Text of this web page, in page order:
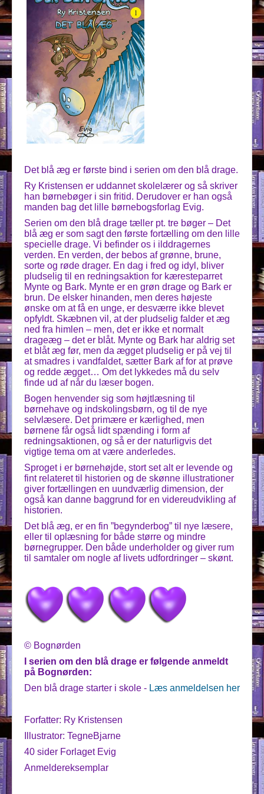
Det blå æg er første bind i serien om den blå drage.
Ry Kristensen er uddannet skolelærer og så skriver
han børnebøger i sin fritid. Derudover er han også
manden bag det lille børnebogsforlag Evig.
Serien om den blå drage tæller pt. tre bøger – Det
blå æg er som sagt den første fortælling om den lille
specielle drage. Vi befinder os i ilddragernes
verden. En verden, der bebos af grønne, brune,
sorte og røde drager. En dag i fred og idyl, bliver
pludselig til en redningsaktion for kæresteparret
Mynte og Bark. Mynte er en grøn drage og Bark er
brun. De elsker hinanden, men deres højeste
ønske om at få en unge, er desværre ikke blevet
opfyldt. Skæbnen vil, at der pludselig falder et æg
ned fra himlen – men, det er ikke et normalt
drageæg – det er blåt. Mynte og Bark har aldrig set
et blåt æg før, men da ægget pludselig er på vej til
at smadres i vandfaldet, sætter Bark af for at prøve
og redde ægget… Om det lykkedes må du selv
finde ud af når du læser bogen.
Bogen henvender sig som højtlæsning til
børnehave og indskolingsbørn, og til de nye
selvlæsere. Det primære er kærlighed, men
børnene får også lidt spænding i form af
redningsaktionen, og så er der naturligvis det
vigtige tema om at være anderledes.
Sproget i er børnehøjde, stort set alt er levende og
fint relateret til historien og de skønne illustrationer
giver fortællingen en uundværlig dimension, der
også kan danne baggrund for en videreudvikling af
historien.
Det blå æg, er en fin ”begynderbog” til nye læsere,
eller til oplæsning for både større og mindre
børnegrupper. Den både underholder og giver rum
til samtaler om nogle af livets udfordringer – skønt.
© Bognørden
I serien om den blå drage er følgende anmeldt
på Bognørden:
Den blå drage starter i skole - Læs anmeldelsen her
Forfatter: Ry Kristensen
Illustrator: TegneBjarne
40 sider Forlaget Evig
Anmeldereksemplar